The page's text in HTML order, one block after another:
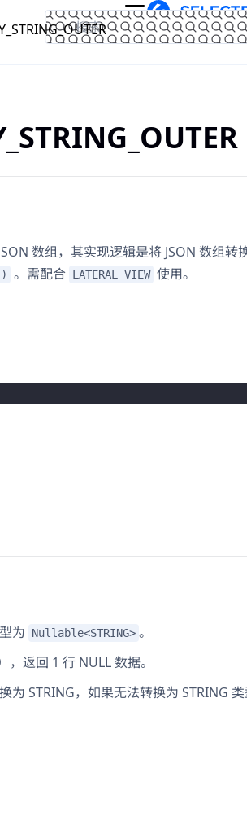
文档
官网
数组，其实现逻辑是将 JSON 数组转
。需配合 LATERAL VIEW 使用。
为 Nullable<STRING> 。
返回 1 行 NULL 数据。
为 STRING，如果无法转换为 STRING